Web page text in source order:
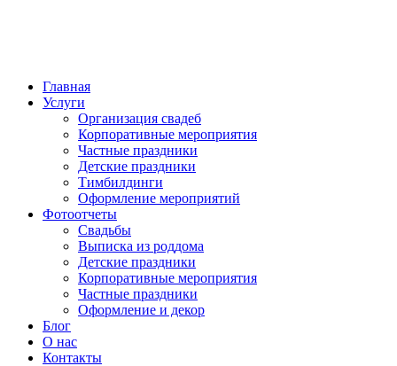
Главная
Услуги
Организация свадеб
Корпоративные мероприятия
Частные праздники
Детские праздники
Тимбилдинги
Оформление мероприятий
Фотоотчеты
Cвадьбы
Выписка из роддома
Детские праздники
Корпоративные мероприятия
Частные праздники
Оформление и декор
Блог
О нас
Контакты